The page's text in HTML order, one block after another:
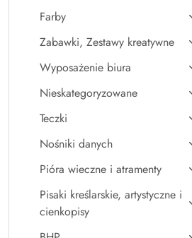
Farby
Zabawki, Zestawy kreatywne
Wyposażenie biura
Nieskategoryzowane
Teczki
Nośniki danych
Pióra wieczne i atramenty
Pisaki kreślarskie, artystyczne i
cienkopisy